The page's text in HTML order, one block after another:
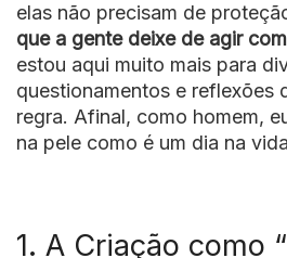
elas não precisam de
que a gente deixe de agir
estou aqui muito mais para
questionamentos e reflexões
regra. Afinal, como homem,
na pele como é um dia na
1. A Criação como